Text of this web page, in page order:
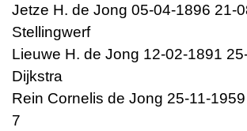
Jetze H. de Jong 05-04-1896 21-
Stellingwerf
Lieuwe H. de Jong 12-02-1891
Dijkstra
Rein Cornelis de Jong 25-11-
7